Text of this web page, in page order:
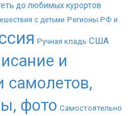
до любимых курортов
с детьми Регионы РФ и
Ручная кладь США
и
самолетов,
фото Самостоятельно